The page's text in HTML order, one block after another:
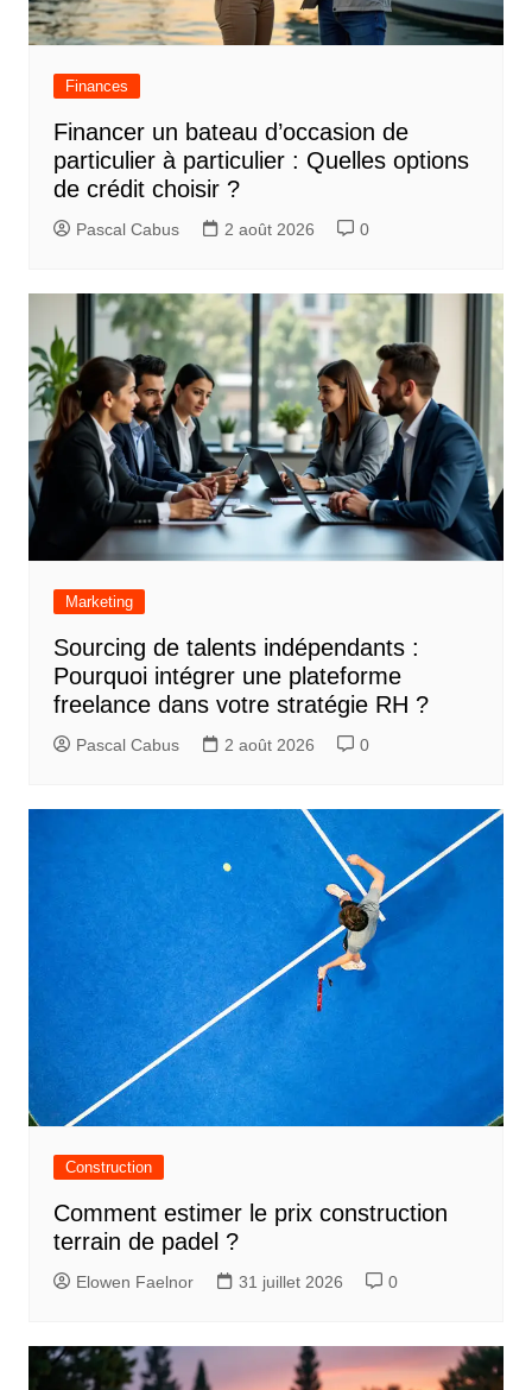
Finances
Financer un bateau d’occasion de
particulier à particulier : Quelles options
de crédit choisir ?
Pascal Cabus 2 août 2026 0
Marketing
Sourcing de talents indépendants :
Pourquoi intégrer une plateforme
freelance dans votre stratégie RH ?
Pascal Cabus 2 août 2026 0
Construction
Comment estimer le prix construction
terrain de padel ?
Elowen Faelnor 31 juillet 2026 0